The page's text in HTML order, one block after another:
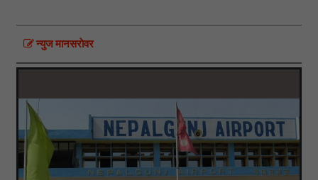
न्युज मानसराेवर